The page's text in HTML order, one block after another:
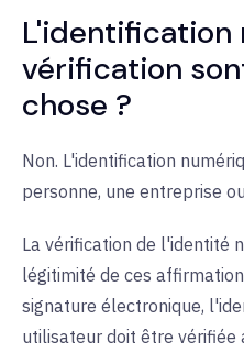
L'identification
vérification
chose ?
Non. L'identification
personne, une entreprise
La vérification de l'identité
légitimité de ces
signature électronique,
utilisateur doit être vérifiée